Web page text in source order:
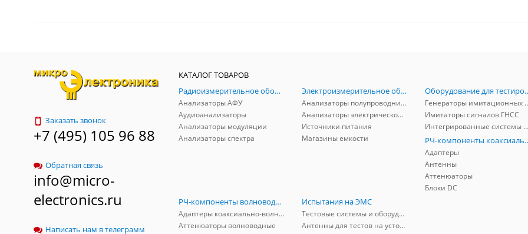
Заказать звонок
+7 (495) 105 96 88
Обратная связь
info@micro-
electronics.ru
Написать нам в телеграмм
КАТАЛОГ ТОВАРОВ
Радиоизмерительное оборудование
Анализаторы АФУ
Аудиоанализаторы
Анализаторы модуляции
Анализаторы спектра
Электроизмерительное оборудование
Анализаторы полупроводников
Анализаторы электрической мощности
Источники питания
Магазины емкости
Оборудование
Генераторы
Имитаторы сигналов ГНСС
Интегрированные системы защиты от ГНСС-помех
РЧ-
Адаптеры
Антенны
Аттенюаторы
Блоки DC
РЧ-компоненты волноводные
Адаптеры коаксиально-волноводные
Аттенюаторы волноводные
Испытания на ЭМС
Тестовые системы и оборудование
Антенны для тестов на устойчивость к ЭМП